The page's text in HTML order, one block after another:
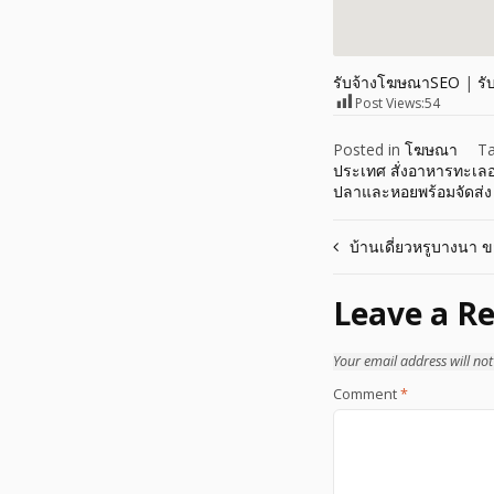
รับจ้างโฆษณาSEO | รั
Post Views:54
Posted in โฆษณา
ประเทศ สั่งอาหารทะเ
ปลาและหอยพร้อมจัดส่
Post
บ้านเดี่ยวหรูบางนา
Leave a
Your email address will
Comment*